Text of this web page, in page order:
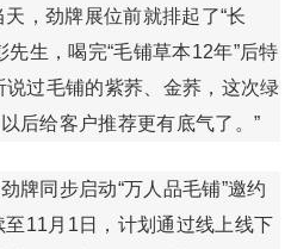
，劲牌展位前就排起了“长
生，喝完“毛铺草本12年”后特
说过毛铺的紫荞、金荞，这次绿
后给客户推荐更有底气了。”
牌同步启动“万人品毛铺”邀约
11月1日，计划通过线上线下